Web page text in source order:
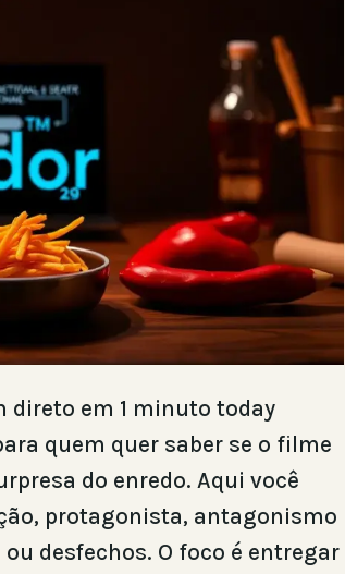
direto em 1 minuto today
quem quer saber se o filme
do enredo. Aqui você
protagonista, antagonismo
desfechos. O foco é entregar